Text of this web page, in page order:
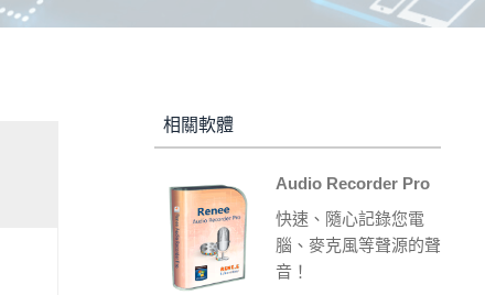
相關軟體
Audio Recorder Pro
快速、隨心記錄您電
腦、麥克風等聲源的聲
音！